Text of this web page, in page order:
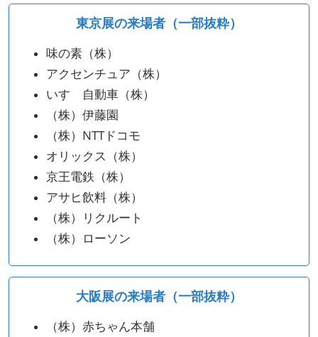
東京展の来場者（一部抜粋）
味の素（株）
アクセンチュア（株）
いすゞ自動車（株）
（株）伊藤園
（株）NTTドコモ
オリックス（株）
京王電鉄（株）
アサヒ飲料（株）
（株）リクルート
（株）ローソン
大阪展の来場者（一部抜粋）
（株）赤ちゃん本舗